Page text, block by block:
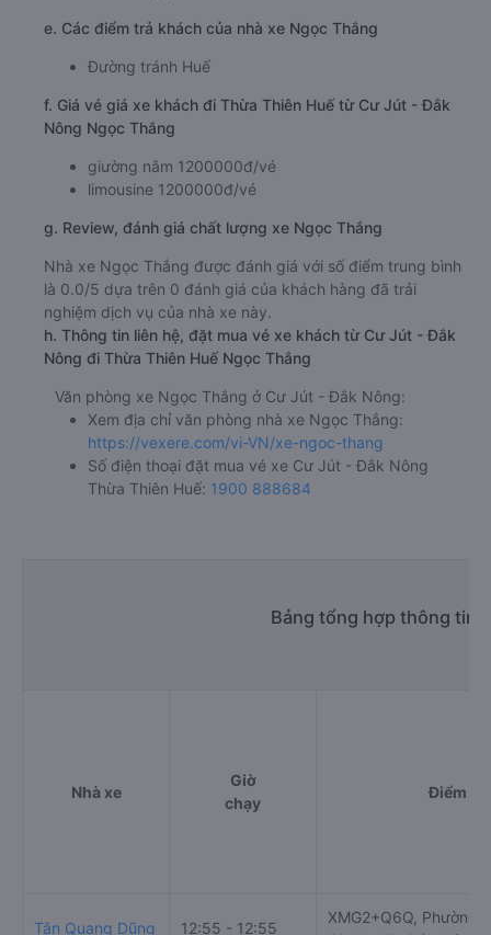
e. Các điểm trả khách của nhà xe Ngọc Thắng
Đường tránh Huế
f. Giá vé giá xe khách đi Thừa Thiên Huế từ Cư Jút - Đắk
Nông Ngọc Thắng
giường nằm 1200000đ/vé
limousine 1200000đ/vé
g. Review, đánh giá chất lượng xe Ngọc Thắng
Nhà xe Ngọc Thắng được đánh giá với số điểm trung bình
là 0.0/5 dựa trên 0 đánh giá của khách hàng đã trải
nghiệm dịch vụ của nhà xe này.
h. Thông tin liên hệ, đặt mua vé xe khách từ Cư Jút - Đắk
Nông đi Thừa Thiên Huế Ngọc Thắng
Văn phòng xe Ngọc Thắng ở Cư Jút - Đắk Nông:
Xem địa chỉ văn phòng nhà xe Ngọc Thắng:
https://vexere.com/vi-VN/xe-ngoc-thang
Số điện thoại đặt mua vé xe Cư Jút - Đắk Nông
Thừa Thiên Huế: 1900 888684
Bảng tổng hợp thông tin
Nhà xe
Giờ
chạy
Điểm đi
Tân Quang Dũng 12:55 - 12:55
XMG2+Q6Q, Phường